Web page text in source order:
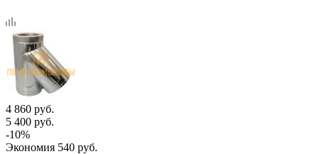
4 860 руб.
5 400 руб.
-10%
Экономия 540 руб.